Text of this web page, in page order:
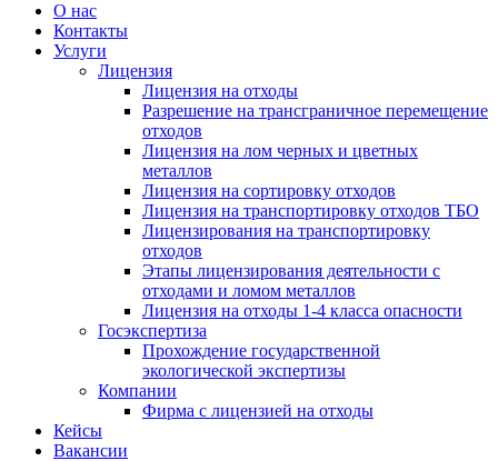
О нас
Контакты
Услуги
Лицензия
Лицензия на отходы
Разрешение на трансграничное перемещение
отходов
Лицензия на лом черных и цветных
металлов
Лицензия на сортировку отходов
Лицензия на транспортировку отходов ТБО
Лицензирования на транспортировку
отходов
Этапы лицензирования деятельности с
отходами и ломом металлов
Лицензия на отходы 1-4 класса опасности
Госэкспертиза
Прохождение государственной
экологической экспертизы
Компании
Фирма с лицензией на отходы
Кейсы
Вакансии